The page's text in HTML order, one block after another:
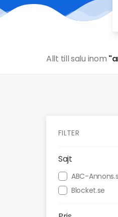
Allt till salu inom
FILTER
Sajt
ABC-
Blocket.se